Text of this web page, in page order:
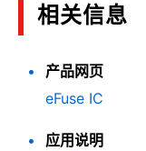
相关信息
产品网页
eFuse IC
应用说明